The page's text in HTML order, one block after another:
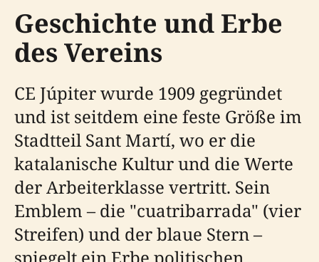
Geschichte und Erbe
des Vereins
CE Júpiter wurde 1909 gegründet
und ist seitdem eine feste Größe im
Stadtteil Sant Martí, wo er die
katalanische Kultur und die Werte
der Arbeiterklasse vertritt. Sein
Emblem – die "cuatribarrada" (vier
Streifen) und der blaue Stern –